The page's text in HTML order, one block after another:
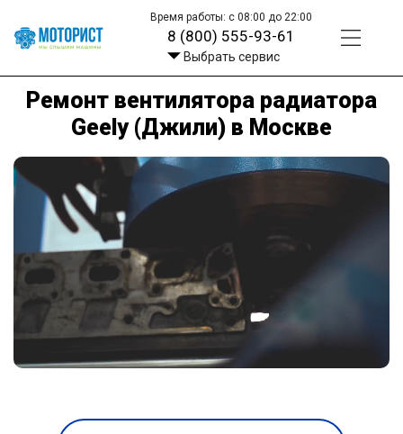
Время работы: с 08:00 до 22:00
8 (800) 555-93-61
Выбрать сервис
Ремонт вентилятора радиатора
Geely (Джили) в Москве